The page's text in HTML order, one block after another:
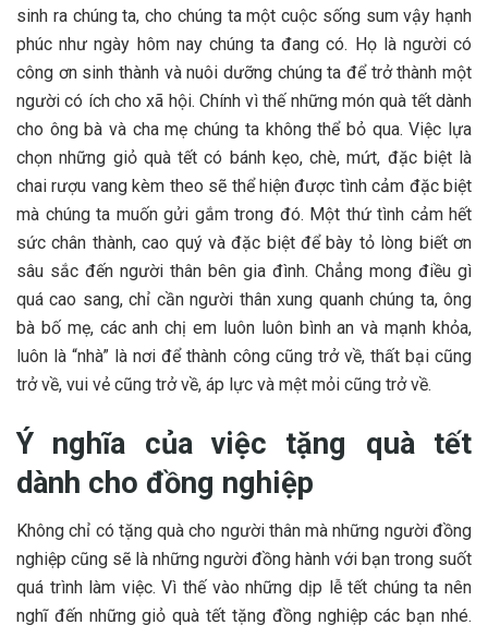
sinh ra chúng ta, cho chúng ta một cuộc sống sum vậy hạnh
phúc như ngày hôm nay chúng ta đang có. Họ là người có
công ơn sinh thành và nuôi dưỡng chúng ta để trở thành một
người có ích cho xã hội. Chính vì thế những món quà tết dành
cho ông bà và cha mẹ chúng ta không thể bỏ qua. Việc lựa
chọn những giỏ quà tết có bánh kẹo, chè, mứt, đặc biệt là
chai rượu vang kèm theo sẽ thể hiện được tình cảm đặc biệt
mà chúng ta muốn gửi gắm trong đó. Một thứ tình cảm hết
sức chân thành, cao quý và đặc biệt để bày tỏ lòng biết ơn
sâu sắc đến người thân bên gia đình. Chẳng mong điều gì
quá cao sang, chỉ cần người thân xung quanh chúng ta, ông
bà bố mẹ, các anh chị em luôn luôn bình an và mạnh khỏa,
luôn là “nhà” là nơi để thành công cũng trở về, thất bại cũng
trở về, vui vẻ cũng trở về, áp lực và mệt mỏi cũng trở về.
Ý nghĩa của việc tặng quà tết
dành cho đồng nghiệp
Không chỉ có tặng quà cho người thân mà những người đồng
nghiệp cũng sẽ là những người đồng hành với bạn trong suốt
quá trình làm việc. Vì thế vào những dịp lễ tết chúng ta nên
nghĩ đến những giỏ quà tết tặng đồng nghiệp các bạn nhé.